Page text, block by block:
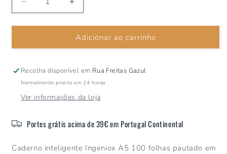
Diminuir
a
quantidade
Caderno
A5
100
Pautado
Pastel
Aumentar
a
quantidade
de
Caderno
A5
100
Pautado
Pastel
Adicionar ao carrinho
Recolha disponível em Rua Freitas Gazul
Normalmente pronto em 24 horas
Ver informações da loja
Portes grátis acima de 39€ em Portugal Continental
Caderno inteligente Ingeniox A5 100 folhas pautado em